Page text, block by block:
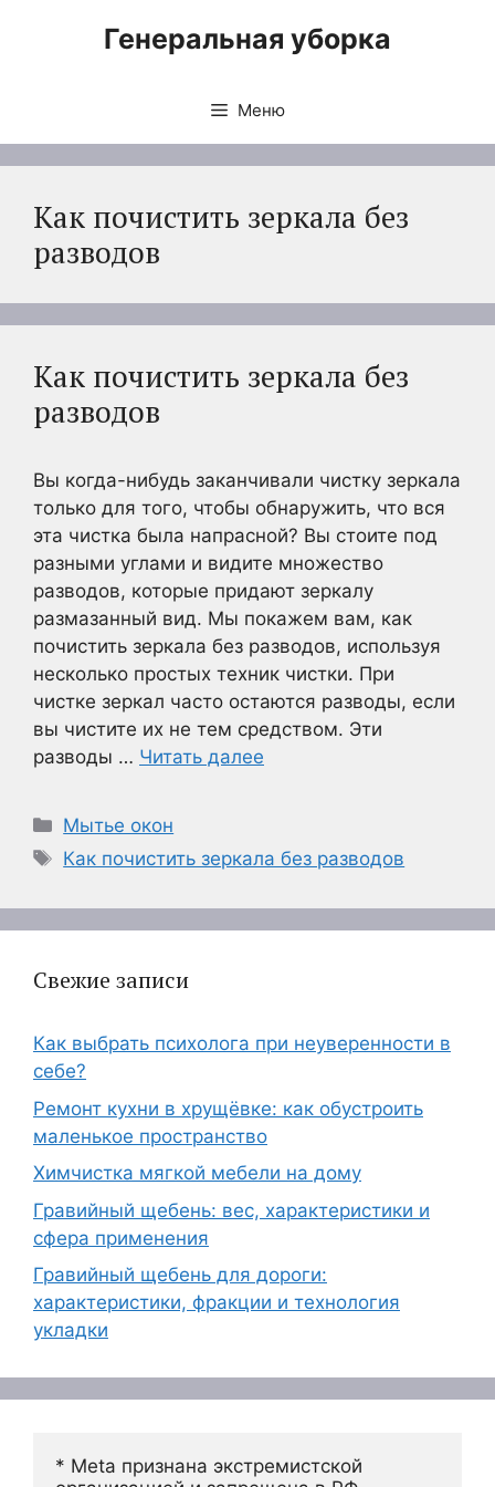
Генеральная уборка
Меню
Как почистить зеркала без
разводов
Как почистить зеркала без
разводов
Вы когда-нибудь заканчивали чистку зеркала
только для того, чтобы обнаружить, что вся
эта чистка была напрасной? Вы стоите под
разными углами и видите множество
разводов, которые придают зеркалу
размазанный вид. Мы покажем вам, как
почистить зеркала без разводов, используя
несколько простых техник чистки. При
чистке зеркал часто остаются разводы, если
вы чистите их не тем средством. Эти
разводы … Читать далее
Рубрики
Мытье окон
Метки
Как почистить зеркала без разводов
Свежие записи
Как выбрать психолога при неуверенности в
себе?
Ремонт кухни в хрущёвке: как обустроить
маленькое пространство
Химчистка мягкой мебели на дому
Гравийный щебень: вес, характеристики и
сфера применения
Гравийный щебень для дороги:
характеристики, фракции и технология
укладки
* Meta признана экстремистской